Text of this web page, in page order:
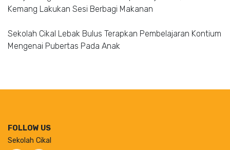
Kemang Lakukan Sesi Berbagi Makanan
Sekolah Cikal Lebak Bulus Terapkan Pembelajaran Kontium
Mengenai Pubertas Pada Anak
FOLLOW US
Sekolah Cikal